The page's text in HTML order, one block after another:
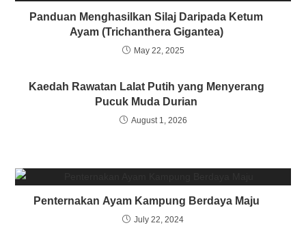
Panduan Menghasilkan Silaj Daripada Ketum
Ayam (Trichanthera Gigantea)
May 22, 2025
Kaedah Rawatan Lalat Putih yang Menyerang
Pucuk Muda Durian
August 1, 2026
Penternakan Ayam Kampung Berdaya Maju
July 22, 2024